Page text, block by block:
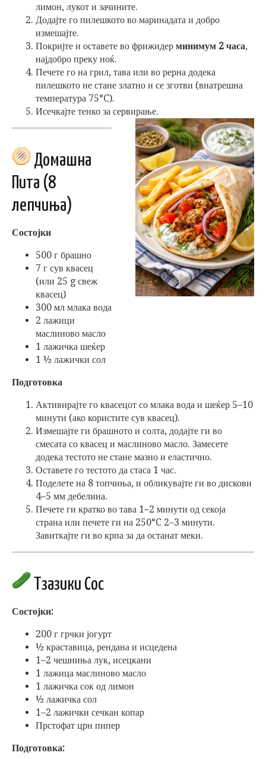
лимон, лукот и зачините.
Додајте го пилешкото во маринадата и добро
измешајте.
Покријте и оставете во фрижидер минимум 2 часа,
најдобро преку ноќ.
Печете го на грил, тава или во рерна додека
пилешкото не стане златно и се зготви (внатрешна
температура 75°C).
Исечкајте тенко за сервирање.
Домашна
Пита (8
лепчиња)
Состојки
500 г брашно
7 г сув квасец
(или 25 g свеж
квасец)
300 мл млака вода
2 лажици
маслиново масло
1 лажичка шеќер
1 ½ лажички сол
Подготовка
Активирајте го квасецот со млака вода и шеќер 5–10
минути (ако користите сув квасец).
Измешајте ги брашното и солта, додајте ги во
смесата со квасец и маслиново масло. Замесете
додека тестото не стане мазно и еластично.
Оставете го тестото да стаса 1 час.
Поделете на 8 топчиња, и обликувајте ги во дискови
4–5 мм дебелина.
Печете ги кратко во тава 1–2 минути од секоја
страна или печете ги на 250°C 2–3 минути.
Завиткајте ги во крпа за да останат меки.
Тзазики Сос
Состојки:
200 г грчки јогурт
½ краставица, рендана и исцедена
1–2 чешниња лук, исецкани
1 лажица маслиново масло
1 лажичка сок од лимон
½ лажичка сол
1–2 лажички сечкан копар
Прстофат црн пипер
Подготовка: